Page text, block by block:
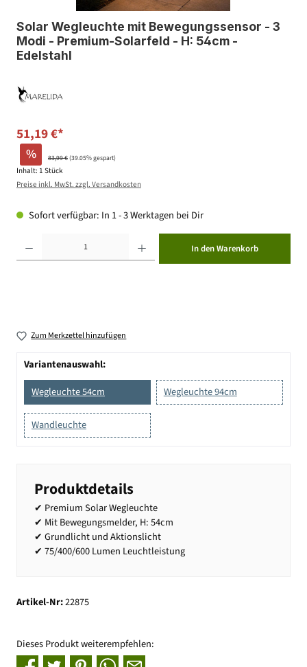
Solar Wegleuchte mit Bewegungssensor - 3
Modi - Premium-Solarfeld - H: 54cm -
Edelstahl
51,19 €*
% 83,99 €(39.05% gespart)
Inhalt: 1 Stück
Preise inkl. MwSt. zzgl. Versandkosten
Sofort verfügbar: In 1 - 3 Werktagen bei Dir
In den Warenkorb
Zum Merkzettel hinzufügen
Variantenauswahl:
Wegleuchte 54cm
Wegleuchte 94cm
Wandleuchte
Produktdetails
✔ Premium Solar Wegleuchte
✔ Mit Bewegungsmelder, H: 54cm
✔ Grundlicht und Aktionslicht
✔ 75/400/600 Lumen Leuchtleistung
Artikel-Nr:22875
Dieses Produkt weiterempfehlen: